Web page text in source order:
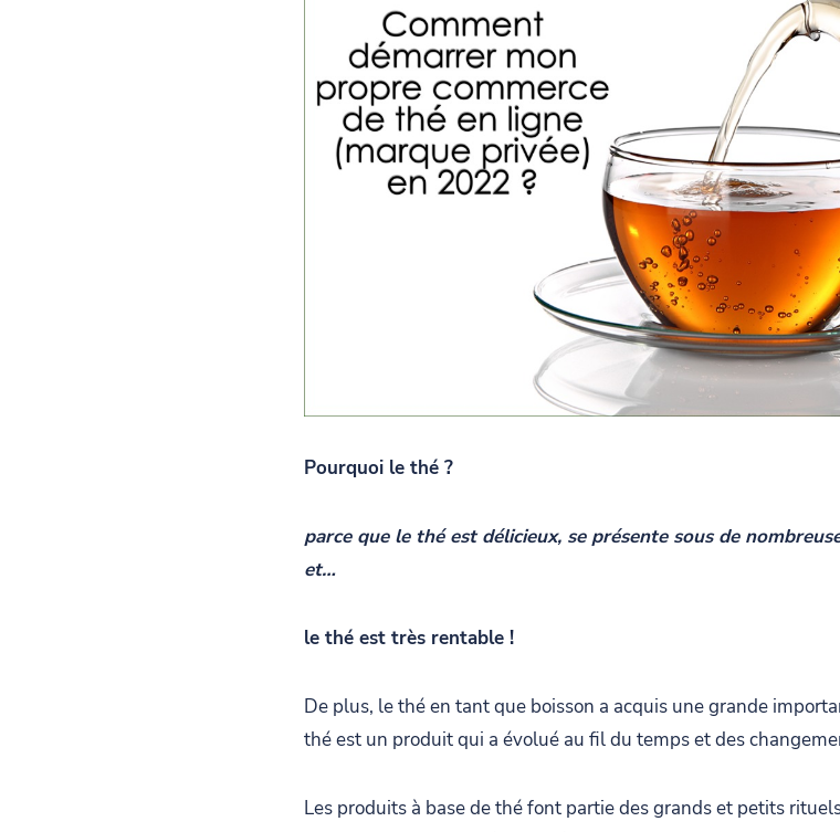
Pourquoi le thé ?
parce que le thé est délicieux, se présente sous de
et…
le thé est très rentable !
De plus, le thé en tant que boisson a acquis une grande
thé est un produit qui a évolué au fil du temps et des
Les produits à base de thé font partie des grands et petits